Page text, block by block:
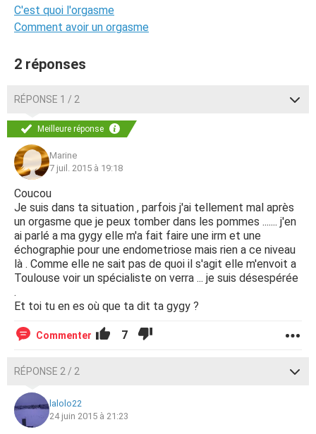
C'est quoi l'orgasme
Comment avoir un orgasme
2 réponses
RÉPONSE 1 / 2
Meilleure réponse
Marine
7 juil. 2015 à 19:18
Coucou
Je suis dans ta situation , parfois j'ai tellement mal après
un orgasme que je peux tomber dans les pommes ....... j'en
ai parlé a ma gygy elle m'a fait faire une irm et une
échographie pour une endometriose mais rien a ce niveau
là . Comme elle ne sait pas de quoi il s'agit elle m'envoit a
Toulouse voir un spécialiste on verra ... je suis désespérée
.
Et toi tu en es où que ta dit ta gygy ?
Commenter 7
RÉPONSE 2 / 2
lalolo22
24 juin 2015 à 21:23